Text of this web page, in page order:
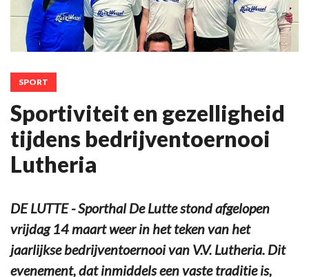
SPORT
Sportiviteit en gezelligheid
tijdens bedrijventoernooi
Lutheria
DE LUTTE - Sporthal De Lutte stond afgelopen
vrijdag 14 maart weer in het teken van het
jaarlijkse bedrijventoernooi van V.V. Lutheria. Dit
evenement, dat inmiddels een vaste traditie is,